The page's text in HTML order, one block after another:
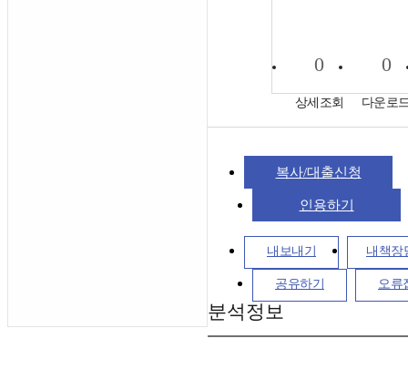
0
상세조회
0
다운로
복사/대출신청
인용하기
내보내기 내책장
공유하기 오류
분석정보